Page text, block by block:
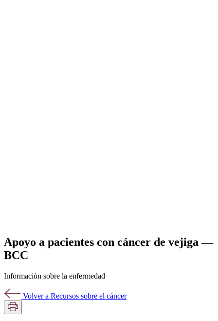
Apoyo a pacientes con cáncer de vejiga —
BCC
Información sobre la enfermedad
Volver a Recursos sobre el cáncer